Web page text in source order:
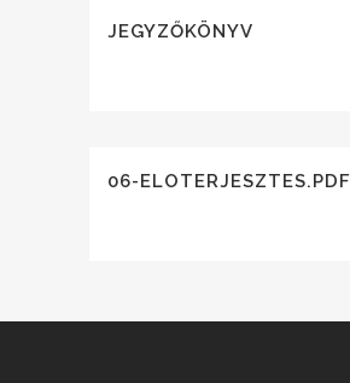
JEGYZŐKÖNYV
06-ELOTERJESZTES.PDF